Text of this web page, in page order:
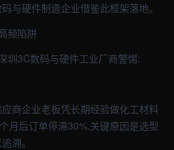
与硬件制造企业借鉴此框架落地。
频陷阱
圳3C数码与硬件工业厂商警惕:
商企业老板凭长期经验做化工材料
月后订单停滞30%,关键原因是选型
溯。